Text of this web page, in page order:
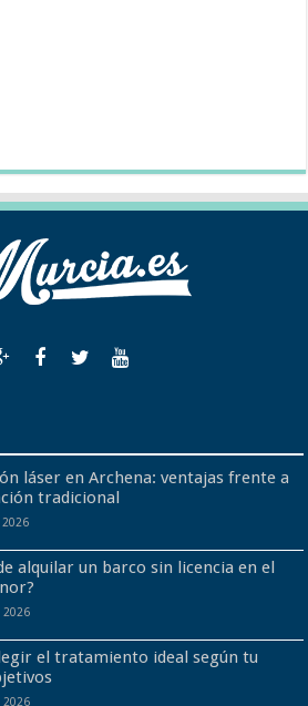
láser en Archena: ventajas frente a
tradicional
alquilar un barco sin licencia en el
2026
el tratamiento ideal según tu
2026